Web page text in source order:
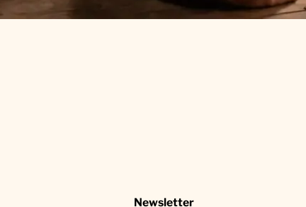
Newsletter